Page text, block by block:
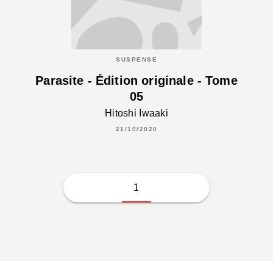
SUSPENSE
Parasite - Édition originale - Tome
05
Hitoshi Iwaaki
21/10/2020
1